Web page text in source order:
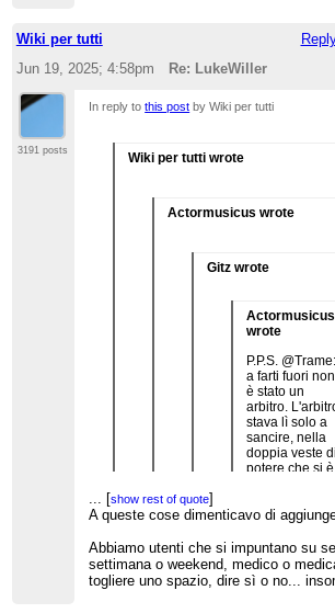
Chi non ha bannato questi
vergognarsi per il resto dei suoi
Un giorno qualche antropologo
Wiki per tutti
Jun 19, 2025; 4:58pm
Re: LukeWiller
3191 posts
In reply tothis post by Wiki per tutti
Wiki per tutti wrote
Actormusicus wrote
Gitz wrote
Actormusicus
wrote
P.P.S. @Trame:
a farti fuori non
è stato un
arbitro.
stava lì solo a
sancire, nella
doppia veste di
potere che si è
infinitare
A che vale
litigare tanto,
e pseudofalchi
...[show rest of quote]
...[ show rest of quote]
Mi hai fatto rendere conto proprio
venire prima la comunità e poi
...[ show rest of quote]
... [show rest of quote]
A queste cose dimenticavo di
Abbiamo utenti che si impuntano su
settimana o weekend, medico o
togliere uno spazio, dire sì o no...